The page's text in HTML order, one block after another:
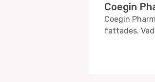
Coegin
Coegin
fattades.